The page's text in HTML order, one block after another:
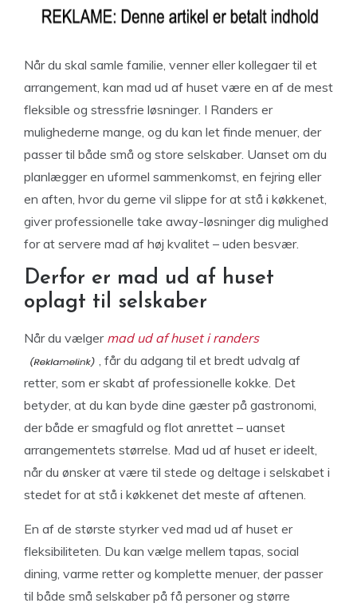
Når du skal samle familie, venner eller kollegaer til et
arrangement, kan mad ud af huset være en af de mest
fleksible og stressfrie løsninger. I Randers er
mulighederne mange, og du kan let finde menuer, der
passer til både små og store selskaber. Uanset om du
planlægger en uformel sammenkomst, en fejring eller
en aften, hvor du gerne vil slippe for at stå i køkkenet,
giver professionelle take away-løsninger dig mulighed
for at servere mad af høj kvalitet – uden besvær.
Derfor er mad ud af huset
oplagt til selskaber
Når du vælger mad ud af huset i randers
, får du adgang til et bredt udvalg af
retter, som er skabt af professionelle kokke. Det
betyder, at du kan byde dine gæster på gastronomi,
der både er smagfuld og flot anrettet – uanset
arrangementets størrelse. Mad ud af huset er ideelt,
når du ønsker at være til stede og deltage i selskabet i
stedet for at stå i køkkenet det meste af aftenen.
En af de største styrker ved mad ud af huset er
fleksibiliteten. Du kan vælge mellem tapas, social
dining, varme retter og komplette menuer, der passer
til både små selskaber på få personer og større